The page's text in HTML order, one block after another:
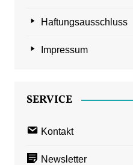
Haftungsausschluss
Impressum
SERVICE
Kontakt
Newsletter